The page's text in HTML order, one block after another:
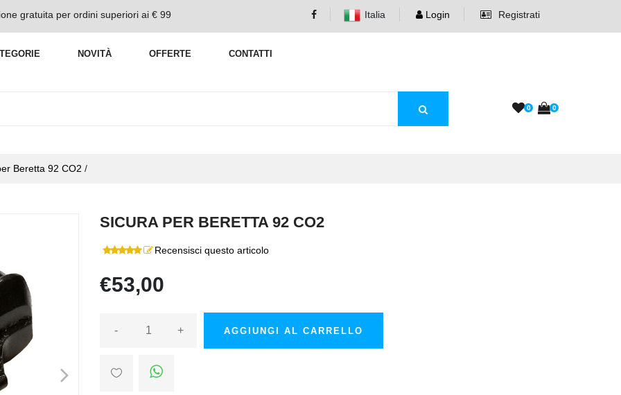
gratuita per ordini superiori ai € 99 Italia Login Registrati
NOVITÀ OFFERTE CONTATTI
0 0
Beretta 92 CO2 /
>
SICURA PER BERETTA 92 CO2
Recensisci questo articolo
€53,00
- + AGGIUNGI AL CARRELLO